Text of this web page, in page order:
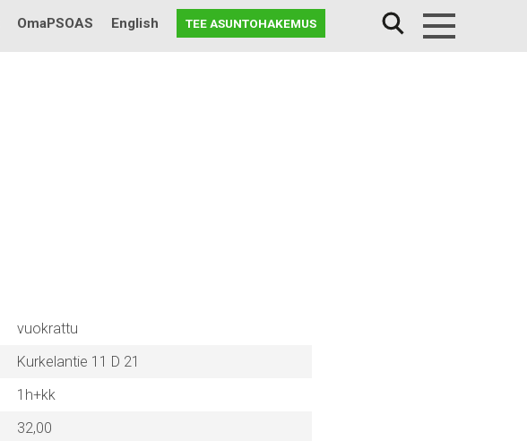
OmaPSOAS English TEE ASUNTOHAKEMUS
vuokrattu
Kurkelantie 11 D 21
1h+kk
32,00